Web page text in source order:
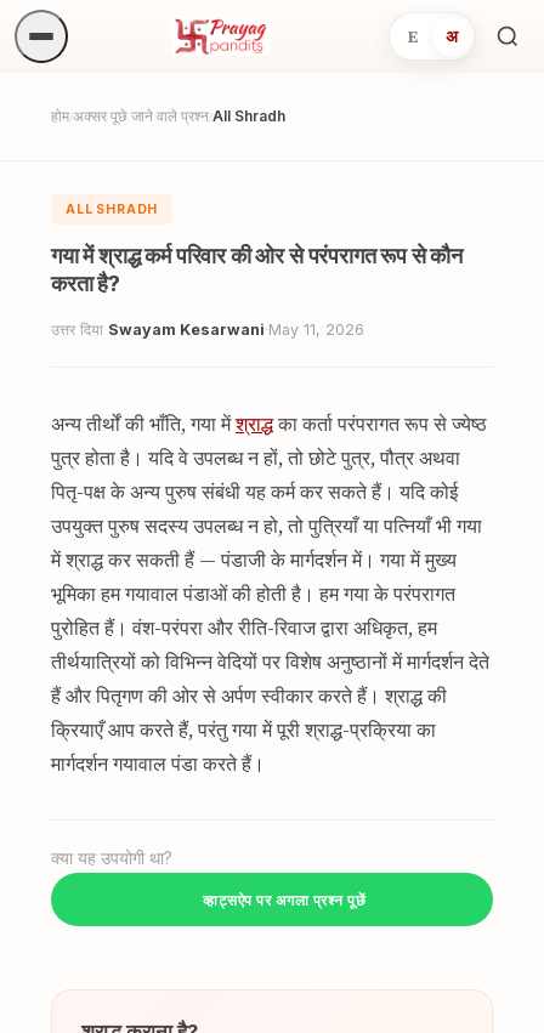
E अ
होम/अक्सर पूछे जाने वाले प्रश्न/All Shradh
ALL SHRADH
गया में श्राद्ध कर्म परिवार की ओर से परंपरागत रूप से कौन
करता है?
उत्तर दिया Swayam Kesarwani·May 11, 2026
अन्य तीर्थों की भाँति, गया मेंश्राद्धका कर्ता परंपरागत रूप से ज्येष्ठ
पुत्र होता है। यदि वे उपलब्ध न हों, तो छोटे पुत्र, पौत्र अथवा
पितृ-पक्ष के अन्य पुरुष संबंधी यह कर्म कर सकते हैं। यदि कोई
उपयुक्त पुरुष सदस्य उपलब्ध न हो, तो पुत्रियाँ या पत्नियाँ भी गया
में श्राद्ध कर सकती हैं — पंडाजी के मार्गदर्शन में। गया में मुख्य
भूमिका हम गयावाल पंडाओं की होती है। हम गया के परंपरागत
पुरोहित हैं। वंश-परंपरा और रीति-रिवाज द्वारा अधिकृत, हम
तीर्थयात्रियों को विभिन्न वेदियों पर विशेष अनुष्ठानों में मार्गदर्शन देते
हैं और पितृगण की ओर से अर्पण स्वीकार करते हैं। श्राद्ध की
क्रियाएँ आप करते हैं, परंतु गया में पूरी श्राद्ध-प्रक्रिया का
मार्गदर्शन गयावाल पंडा करते हैं।
क्या यह उपयोगी था?
व्हाट्सऐप पर अगला प्रश्न पूछें